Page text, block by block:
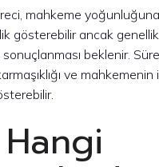
mahkeme
gösterebilir ancak
beklenir.
ve